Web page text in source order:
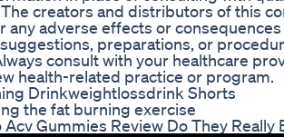
creators and distributors of this
any adverse effects or
preparations, or
consult with your healthcare
health-related practice or program.
Drinkweightlossdrink Shorts
the fat burning exercise
Acv Gummies Review Do They Really